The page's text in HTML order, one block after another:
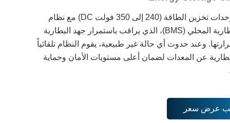
تتكامل وحدات تخزين الطاقة (240 إلى 350 فولت DC) مع نظام
إدارة البطارية المحلي (BMS)، الذي يراقب باستمرار جهد البطارية
وعند حدوث أي حالة غير طبيعية، يقوم النظام تلقائياً
عن المعدات لضمان أعلى مستويات الأمان وحماية
عرض سعر